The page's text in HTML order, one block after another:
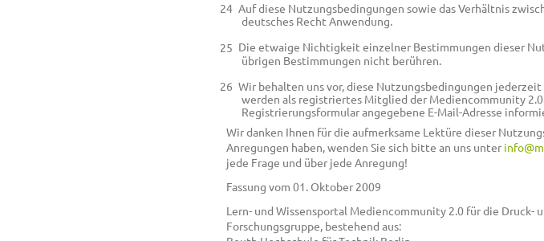
Auf diese Nutzungsbedingungen sowie das Verhältnis
deutsches Recht Anwendung.
Die etwaige Nichtigkeit einzelner Bestimmungen dieser
übrigen Bestimmungen nicht berühren.
Wir behalten uns vor, diese Nutzungsbedingungen
werden als registriertes Mitglied der Mediencommunity
Registrierungsformular angegebene E-Mail-Adresse
Wir danken Ihnen für die aufmerksame Lektüre dieser
Anregungen haben, wenden Sie sich bitte an uns unter
jede Frage und über jede Anregung!
Fassung vom 01. Oktober 2009
Lern- und Wissensportal Mediencommunity 2.0 für die Druck-
Forschungsgruppe, bestehend aus: